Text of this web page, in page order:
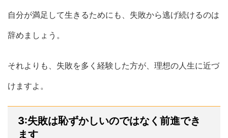
自分が満足して生きるためにも、失敗から逃げ続けるのは
辞めましょう。
それよりも、失敗を多く経験した方が、理想の人生に近づ
けますよ。
3:失敗は恥ずかしいのではなく前進でき
ます